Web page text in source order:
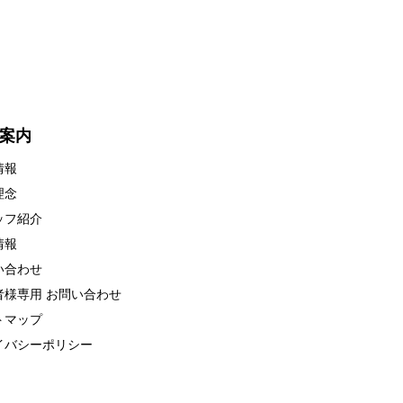
！
内
報
念
フ紹介
報
合わせ
様専用 お問い合わせ
マップ
バシーポリシー